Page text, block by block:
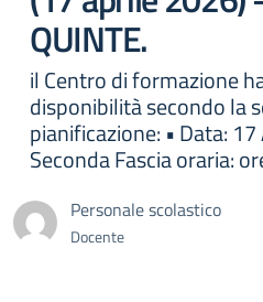
QUINTE.
il Centro di formazione
disponibilità secondo la
pianificazione: • Data:
Seconda Fascia oraria:
Personale scolastico
Docente